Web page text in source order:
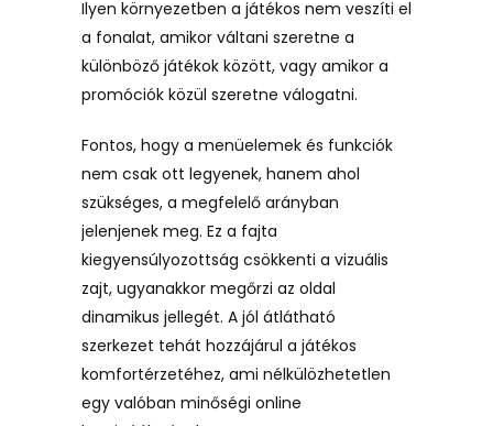
Ilyen környezetben a játékos nem veszíti el
a fonalat, amikor váltani szeretne a
különböző játékok között, vagy amikor a
promóciók közül szeretne válogatni.
Fontos, hogy a menüelemek és funkciók
nem csak ott legyenek, hanem ahol
szükséges, a megfelelő arányban
jelenjenek meg. Ez a fajta
kiegyensúlyozottság csökkenti a vizuális
zajt, ugyanakkor megőrzi az oldal
dinamikus jellegét. A jól átlátható
szerkezet tehát hozzájárul a játékos
komfortérzetéhez, ami nélkülözhetetlen
egy valóban minőségi online